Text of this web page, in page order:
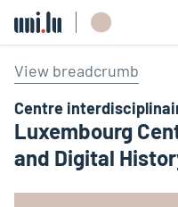
View breadcrumb
Centre
Luxembourg
and Digital